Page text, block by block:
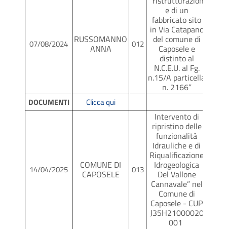
07/08/2024 RUSSOMANNO
ANNA 012
e di un
fabbricato sito
in Via Catapano
del comune di
Caposele e
distinto al
N.C.E.U. al Fg.
n.15/A particella
n. 2166”
DOCUMENTI Clicca qui
14/04/2025 COMUNE DI
CAPOSELE 013
Intervento di
ripristino delle
funzionalità
Idrauliche e di
Riqualificazione
Idrogeologica
Del Vallone
Cannavale” nel
Comune di
Caposele - CUP
J35H21000020
001